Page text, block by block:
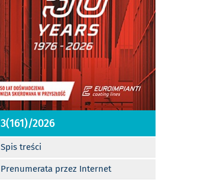
3(161)/2026
Spis treści
Prenumerata przez Internet